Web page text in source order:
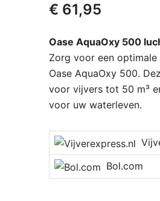
€ 61,95
Oase AquaOxy 500
Zorg voor een
Oase AquaOxy 500.
voor vijvers tot 50 m³
voor uw waterleven.
Bol.com